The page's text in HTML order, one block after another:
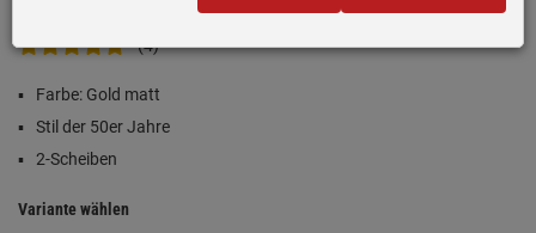
(4)
Farbe: Gold matt
Stil der 50er Jahre
2-Scheiben
Variante wählen